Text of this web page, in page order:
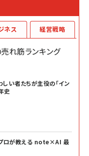
れ筋ランキング
い者たちが主役の「イン
史
ロが教える note×AI 最
ネス 経営戦略